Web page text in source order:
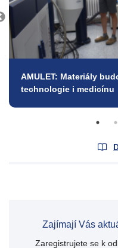
AMULET: Materiály
technologie i medicínu
Zajímají Vás
Zaregistrujete se k